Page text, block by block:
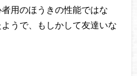
用のほうきの性能ではな
うで、もしかして友達いな